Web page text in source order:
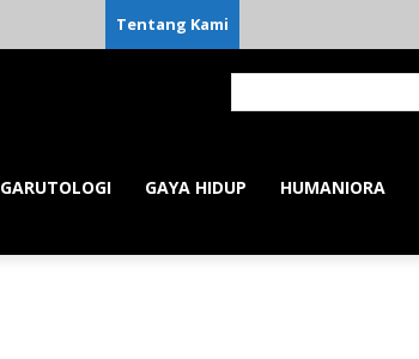
Tentang Kami
GARUTOLOGI GAYA HIDUP HUMANIORA